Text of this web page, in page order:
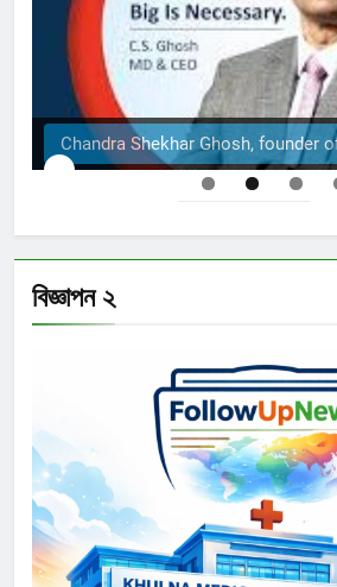
Chandra Shekhar Ghosh, founder
বিজ্ঞাপন ২